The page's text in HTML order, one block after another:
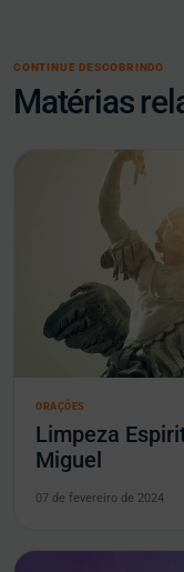
CONTINUE DESCOBRINDO
Matérias
ORAÇÕES
Limpeza
Miguel
07 de fevereiro de 2024